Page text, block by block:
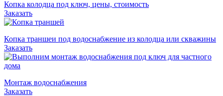
Копка колодца под ключ, цены, стоимость
Заказать
Копка траншеи под водоснабжение из колодца или скважины
Заказать
Монтаж водоснабжения
Заказать